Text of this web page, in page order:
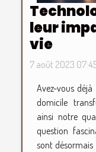
leur
vie
7 août 2023
Avez-vous
domicile
ainsi notre
question
sont